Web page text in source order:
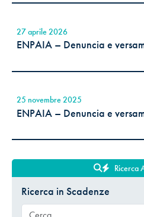
27 aprile 2026
ENPAIA – Denuncia e
25 novembre 2025
ENPAIA – Denuncia e
Ricerca
Ricerca in Scadenze